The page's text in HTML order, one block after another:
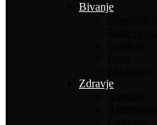
Bivanje
Zdravje